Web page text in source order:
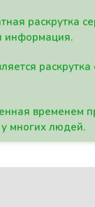
раскрутка
информация.
временем
многих людей.